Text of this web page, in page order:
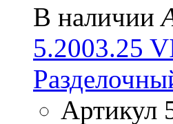
В наличии
5.2003.25
Артикул